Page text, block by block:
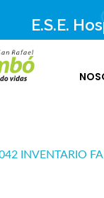
E.S.E.
INVENTARIO